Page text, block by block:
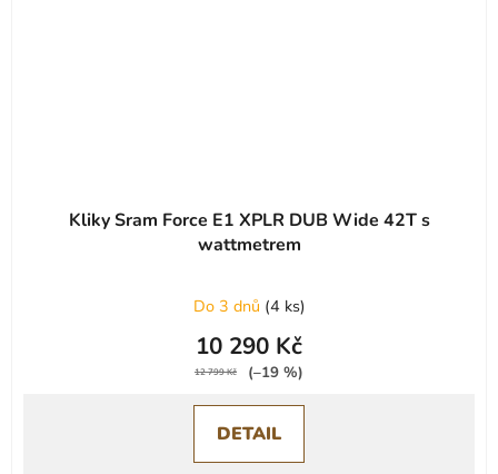
Kliky Sram Force E1 XPLR DUB Wide 42T s
wattmetrem
Do 3 dnů (4 ks)
10 290 Kč
12 799 Kč (–19 %)
DETAIL